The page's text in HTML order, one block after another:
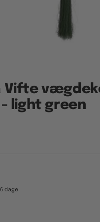
Vifte
- light green
dage